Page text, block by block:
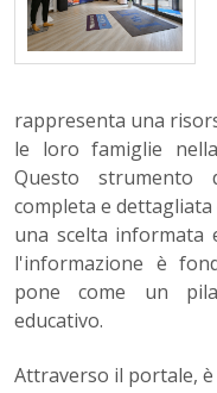
rappresenta una
le loro famiglie
Questo strumento
completa e
una scelta informata
l'informazione è
pone come un
educativo.
Attraverso il portale, è